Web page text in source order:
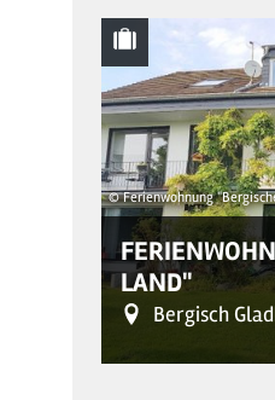
© Ferienwohnung
LAND"
Bergisch